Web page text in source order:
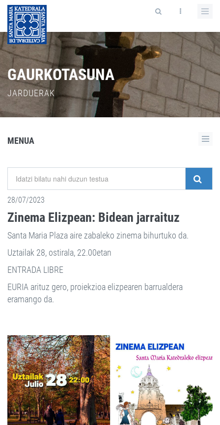
GAURKOTASUNA
JARDUERAK
MENUA
28/07/2023
Zinema Elizpean: Bidean jarraituz
Santa Maria Plaza aire zabaleko zinema bihurtuko da.
Uztailak 28, ostirala, 22.00etan
ENTRADA LIBRE
EURIA arituz gero, proiekzioa elizpearen barrualdera
eramango da.